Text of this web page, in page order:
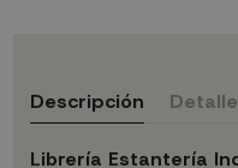
Descripción
Librería Estantería